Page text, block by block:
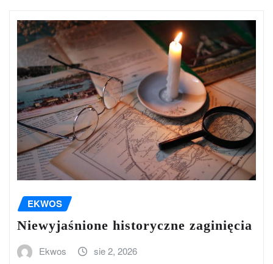
EKWOS
Niewyjaśnione historyczne zaginięcia
Ekwos sie 2, 2026